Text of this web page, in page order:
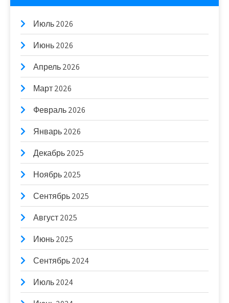
Июль 2026
Июнь 2026
Апрель 2026
Март 2026
Февраль 2026
Январь 2026
Декабрь 2025
Ноябрь 2025
Сентябрь 2025
Август 2025
Июнь 2025
Сентябрь 2024
Июль 2024